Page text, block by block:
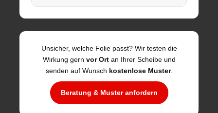
Unsicher, welche Folie passt? Wir testen die
Wirkung gern vor Ortan Ihrer Scheibe und
senden auf Wunsch kostenlose Muster.
Beratung & Muster anfordern